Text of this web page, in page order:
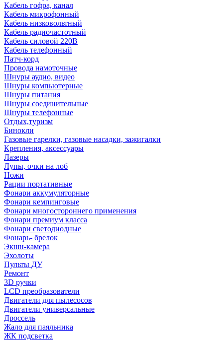
Кабель гофра, канал
Кабель микрофонный
Кабель низковольтный
Кабель радиочастотный
Кабель силовой 220В
Кабель телефонный
Патч-корд
Провода намоточные
Шнуры аудио, видео
Шнуры компьютерные
Шнуры питания
Шнуры соединительные
Шнуры телефонные
Отдых,туризм
Бинокли
Газовые гарелки, газовые насадки, зажигалки
Крепления, аксессуары
Лазеры
Лупы, очки на лоб
Ножи
Рации портативные
Фонари аккумуляторные
Фонари кемпинговые
Фонари многостороннего применения
Фонари премиум класса
Фонари светодиодные
Фонарь- брелок
Экшн-камера
Эхолоты
Пульты ДУ
Ремонт
3D ручки
LCD преобразователи
Двигатели для пылесосов
Двигатели универсальные
Дроссель
Жало для паяльника
ЖК подсветка